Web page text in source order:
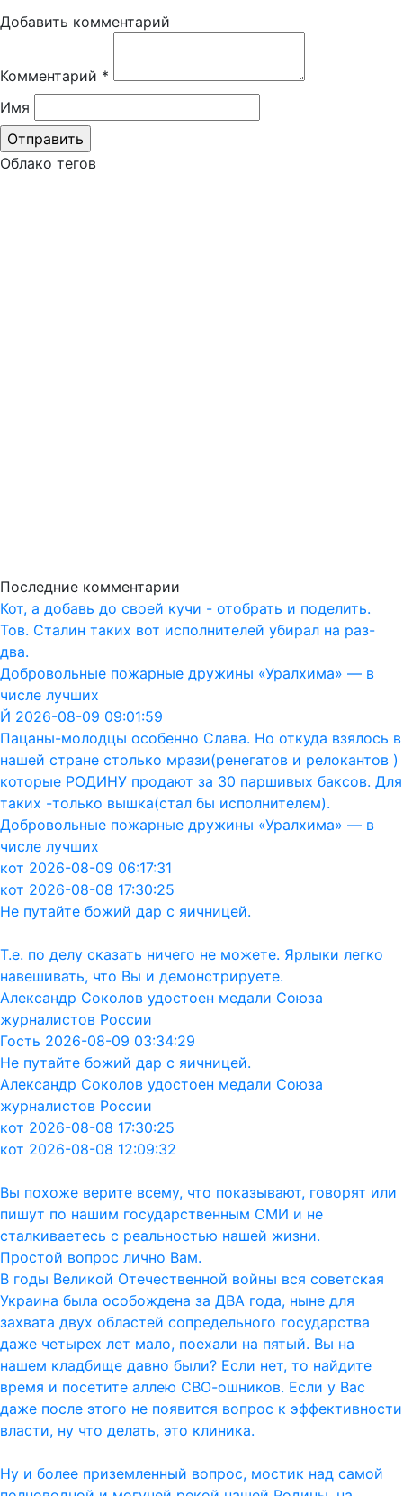
Добавить комментарий
Комментарий *
Имя
Облако тегов
Последние комментарии
Кот, а добавь до своей кучи - отобрать и поделить.
Тов. Сталин таких вот исполнителей убирал на раз-
два.
Добровольные пожарные дружины «Уралхима» — в
числе лучших
Й 2026-08-09 09:01:59
Пацаны-молодцы особенно Слава. Но откуда взялось в
нашей стране столько мрази(ренегатов и релокантов )
которые РОДИНУ продают за 30 паршивых баксов. Для
таких -только вышка(стал бы исполнителем).
Добровольные пожарные дружины «Уралхима» — в
числе лучших
кот 2026-08-09 06:17:31
кот 2026-08-08 17:30:25
Не путайте божий дар с яичницей.
Т.е. по делу сказать ничего не можете. Ярлыки легко
навешивать, что Вы и демонстрируете.
Александр Соколов удостоен медали Союза
журналистов России
Гость 2026-08-09 03:34:29
Не путайте божий дар с яичницей.
Александр Соколов удостоен медали Союза
журналистов России
кот 2026-08-08 17:30:25
кот 2026-08-08 12:09:32
Вы похоже верите всему, что показывают, говорят или
пишут по нашим государственным СМИ и не
сталкиваетесь с реальностью нашей жизни.
Простой вопрос лично Вам.
В годы Великой Отечественной войны вся советская
Украина была особождена за ДВА года, ныне для
захвата двух областей сопредельного государства
даже четырех лет мало, поехали на пятый. Вы на
нашем кладбище давно были? Если нет, то найдите
время и посетите аллею СВО-ошников. Если у Вас
даже после этого не появится вопрос к эффективности
власти, ну что делать, это клиника.
Ну и более приземленный вопрос, мостик над самой